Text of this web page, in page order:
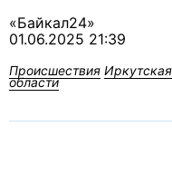
«Байкал24»
01.06.2025 21:39
Происшествия
области